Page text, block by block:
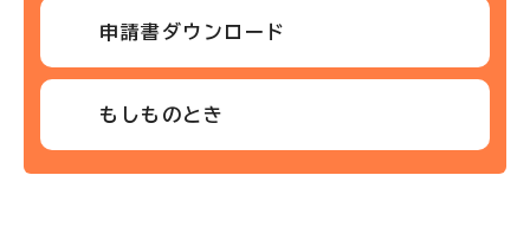
申請書ダウンロード
もしものとき